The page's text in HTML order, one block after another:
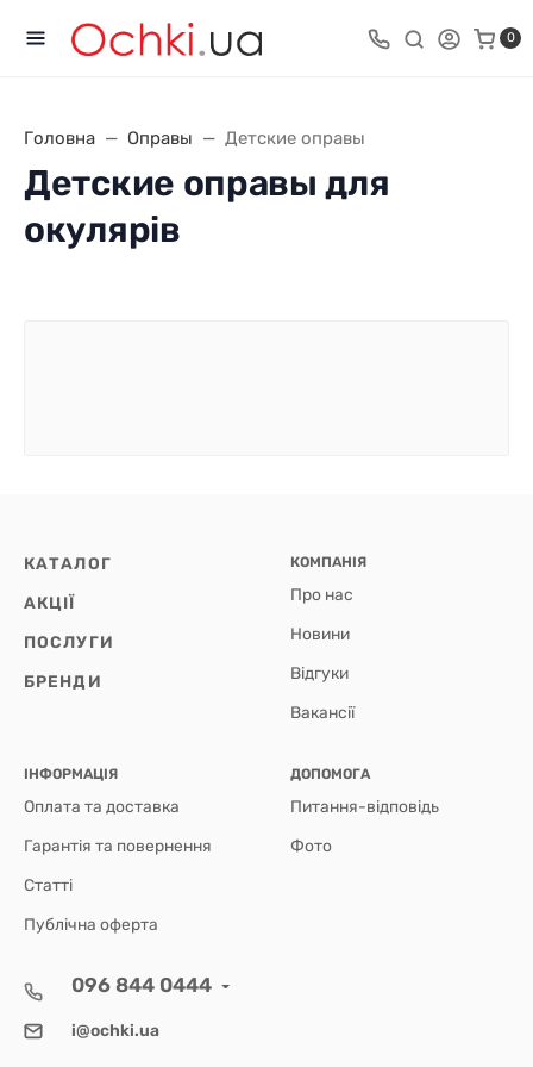
0
Головна Оправы Детские оправы
Детские оправы для
окулярів
КАТАЛОГ
АКЦІЇ
ПОСЛУГИ
БРЕНДИ
КОМПАНІЯ
Про нас
Новини
Відгуки
Вакансії
ІНФОРМАЦІЯ
Оплата та доставка
Гарантія та повернення
Статті
Публічна оферта
ДОПОМОГА
Питання-відповідь
Фото
096 844 0444
i@ochki.ua